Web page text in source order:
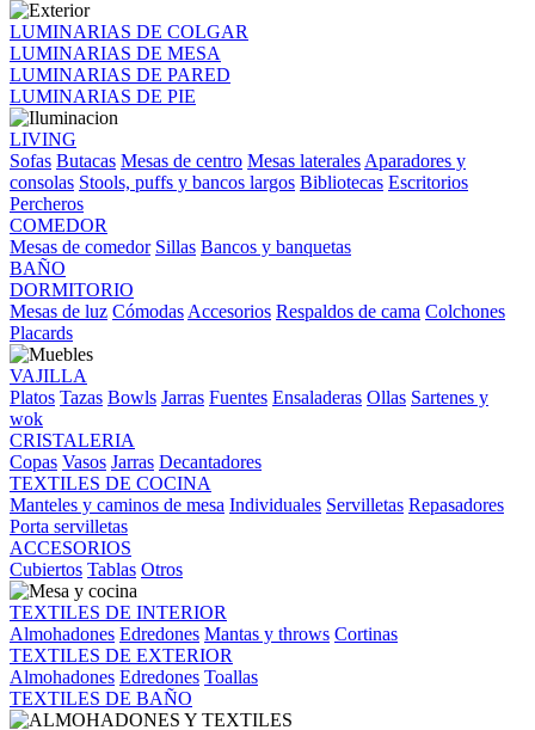
LUMINARIAS DE COLGAR
LUMINARIAS DE MESA
LUMINARIAS DE PARED
LUMINARIAS DE PIE
LIVING
Sofas Butacas Mesas de centro Mesas laterales Aparadores y
consolas Stools, puffs y bancos largos Bibliotecas Escritorios
Percheros
COMEDOR
Mesas de comedor Sillas Bancos y banquetas
BAÑO
DORMITORIO
Mesas de luz Cómodas Accesorios Respaldos de cama Colchones
Placards
VAJILLA
Platos Tazas Bowls Jarras Fuentes Ensaladeras Ollas Sartenes y
wok
CRISTALERIA
Copas Vasos Jarras Decantadores
TEXTILES DE COCINA
Manteles y caminos de mesa Individuales Servilletas Repasadores
Porta servilletas
ACCESORIOS
Cubiertos Tablas Otros
TEXTILES DE INTERIOR
Almohadones Edredones Mantas y throws Cortinas
TEXTILES DE EXTERIOR
Almohadones Edredones Toallas
TEXTILES DE BAÑO